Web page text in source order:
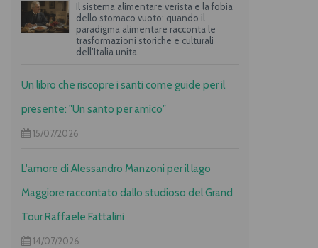
Il sistema alimentare verista e la fobia
dello stomaco vuoto: quando il
paradigma alimentare racconta le
trasformazioni storiche e culturali
dell’Italia unita.
Un libro che riscopre i santi come guide per il
presente: "Un santo per amico"
15/07/2026
L'amore di Alessandro Manzoni per il lago
Maggiore raccontato dallo studioso del Grand
Tour Raffaele Fattalini
14/07/2026